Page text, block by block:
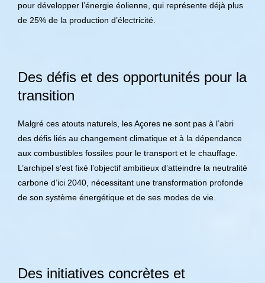
pour développer l’énergie éolienne, qui représente déjà plus
de 25% de la production d’électricité.
Des défis et des opportunités pour la
transition
Malgré ces atouts naturels, les Açores ne sont pas à l’abri
des défis liés au changement climatique et à la dépendance
aux combustibles fossiles pour le transport et le chauffage.
L’archipel s’est fixé l’objectif ambitieux d’atteindre la neutralité
carbone d’ici 2040, nécessitant une transformation profonde
de son système énergétique et de ses modes de vie.
Des initiatives concrètes et